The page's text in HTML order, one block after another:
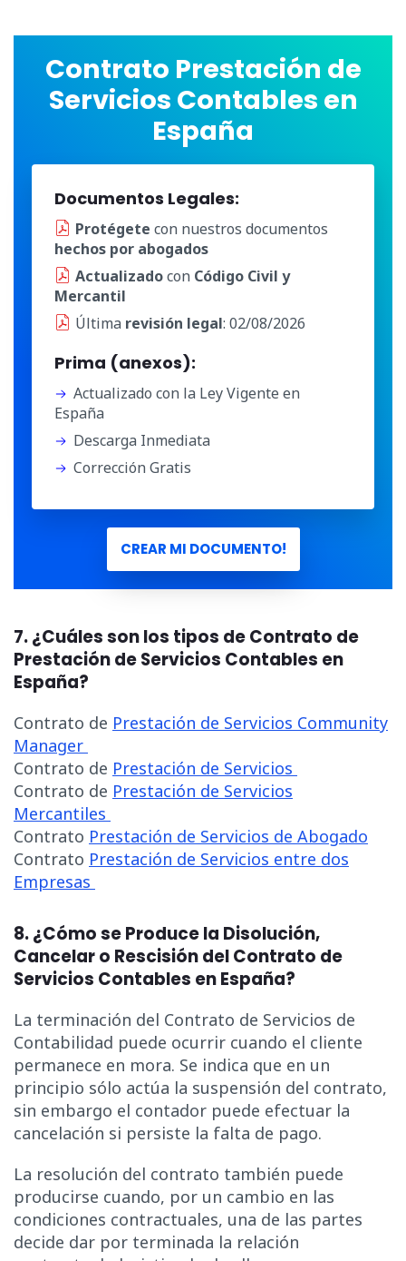
Contrato Prestación de
Servicios Contables en
España
Documentos Legales:
Protégete con nuestros documentos
hechos por abogados
Actualizadocon Código Civil y
Mercantil
Última revisión legal: 02/08/2026
Prima (anexos):
Actualizado con la Ley Vigente en
España
Descarga Inmediata
Corrección Gratis
CREAR MI DOCUMENTO!
7. ¿Cuáles son los tipos de Contrato de
Prestación de Servicios Contables en
España?
Contrato de Prestación de Servicios Community
Manager
Contrato de Prestación de Servicios
Contrato de Prestación de Servicios
Mercantiles
Contrato Prestación de Servicios de Abogado
Contrato Prestación de Servicios entre dos
Empresas
8. ¿Cómo se Produce la Disolución,
Cancelar o Rescisión del Contrato de
Servicios Contables en España?
La terminación del Contrato de Servicios de
Contabilidad puede ocurrir cuando el cliente
permanece en mora. Se indica que en un
principio sólo actúa la suspensión del contrato,
sin embargo el contador puede efectuar la
cancelación si persiste la falta de pago.
La resolución del contrato también puede
producirse cuando, por un cambio en las
condiciones contractuales, una de las partes
decide dar por terminada la relación